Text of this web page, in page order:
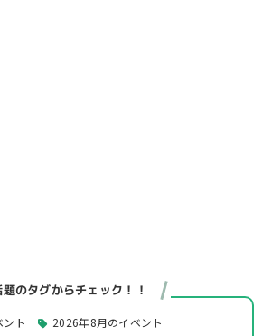
題のタグからチェック！！
ト
2026年8月のイベント